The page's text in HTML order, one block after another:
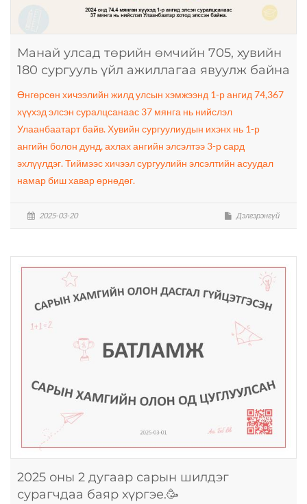
Манай улсад төрийн өмчийн 705, хувийн
180 сургууль үйл ажиллагаа явуулж байна
Өнгөрсөн хичээлийн жилд улсын хэмжээнд 1-р ангид 74,367
хүүхэд элсэн суралцсанаас 37 мянга нь нийслэл
Улаанбаатарт байв. Хувийн сургуулиудын ихэнх нь 1-р
ангийн болон дунд, ахлах ангийн элсэлтээ 3-р сард
эхлүүлдэг. Тиймээс хичээл сургуулийн элсэлтийн асуудал
намар биш хавар өрнөдөг.
2025-03-20 Дэлгэрэнгүй
2025 оны 2 дугаар сарын шилдэг
сурагчдаа баяр хүргэе.🥳